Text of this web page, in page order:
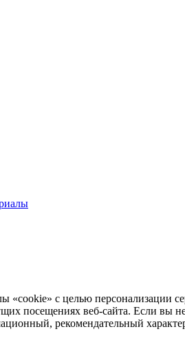
с целью персонализации
посещениях веб-сайта. Если вы не
рекомендательный